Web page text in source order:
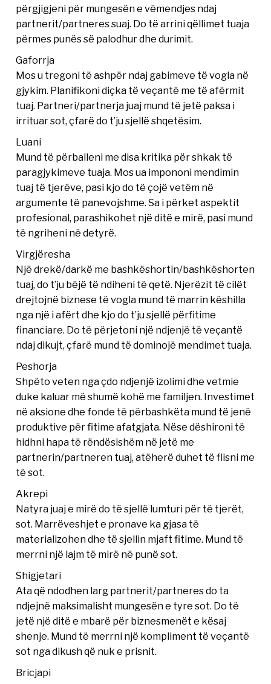
përgjigjeni për mungesën e vëmendjes ndaj
partnerit/partneres suaj. Do të arrini qëllimet tuaja
përmes punës së palodhur dhe durimit.
Gaforrja
Mos u tregoni të ashpër ndaj gabimeve të vogla në
gjykim. Planifikoni diçka të veçantë me të afërmit
tuaj. Partneri/partnerja juaj mund të jetë paksa i
irrituar sot, çfarë do t’ju sjellë shqetësim.
Luani
Mund të përballeni me disa kritika për shkak të
paragjykimeve tuaja. Mos ua impononi mendimin
tuaj të tjerëve, pasi kjo do të çojë vetëm në
argumente të panevojshme. Sa i përket aspektit
profesional, parashikohet një ditë e mirë, pasi mund
të ngriheni në detyrë.
Virgjëresha
Një drekë/darkë me bashkëshortin/bashkëshorten
tuaj, do t’ju bëjë të ndiheni të qetë. Njerëzit të cilët
drejtojnë biznese të vogla mund të marrin këshilla
nga një i afërt dhe kjo do t’ju sjellë përfitime
financiare. Do të përjetoni një ndjenjë të veçantë
ndaj dikujt, çfarë mund të dominojë mendimet tuaja.
Peshorja
Shpëto veten nga çdo ndjenjë izolimi dhe vetmie
duke kaluar më shumë kohë me familjen. Investimet
në aksione dhe fonde të përbashkëta mund të jenë
produktive për fitime afatgjata. Nëse dëshironi të
hidhni hapa të rëndësishëm në jetë me
partnerin/partneren tuaj, atëherë duhet të flisni me
të sot.
Akrepi
Natyra juaj e mirë do të sjellë lumturi për të tjerët,
sot. Marrëveshjet e pronave ka gjasa të
materializohen dhe të sjellin mjaft fitime. Mund të
merrni një lajm të mirë në punë sot.
Shigjetari
Ata që ndodhen larg partnerit/partneres do ta
ndjejnë maksimalisht mungesën e tyre sot. Do të
jetë një ditë e mbarë për biznesmenët e kësaj
shenje. Mund të merrni një kompliment të veçantë
sot nga dikush që nuk e prisnit.
Bricjapi